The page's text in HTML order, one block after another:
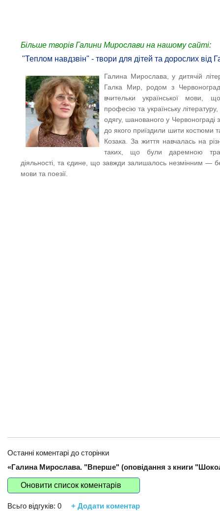
Більше творів Галини Мирослави на нашому сайті:
"Теплом навдзвін" - твори для дітей та дорослих від
Галина Мирослава, у дитячій
Галка Мир, родом з
вчительки української
професію та українську
одягу, шанованого у Червонограді
до якого приїздили шити костюми
Козака. За життя навчалась на
таких, що були даремною
діяльності, та єдине, що завжди залишалось незмінним —
мови та поезії.
Останні коментарі до сторінки
«Галина Мирослава. "Вперше" (оповідання з книги
Оновити список коментарів
Всьго відгуків: 0 + Додати коментар